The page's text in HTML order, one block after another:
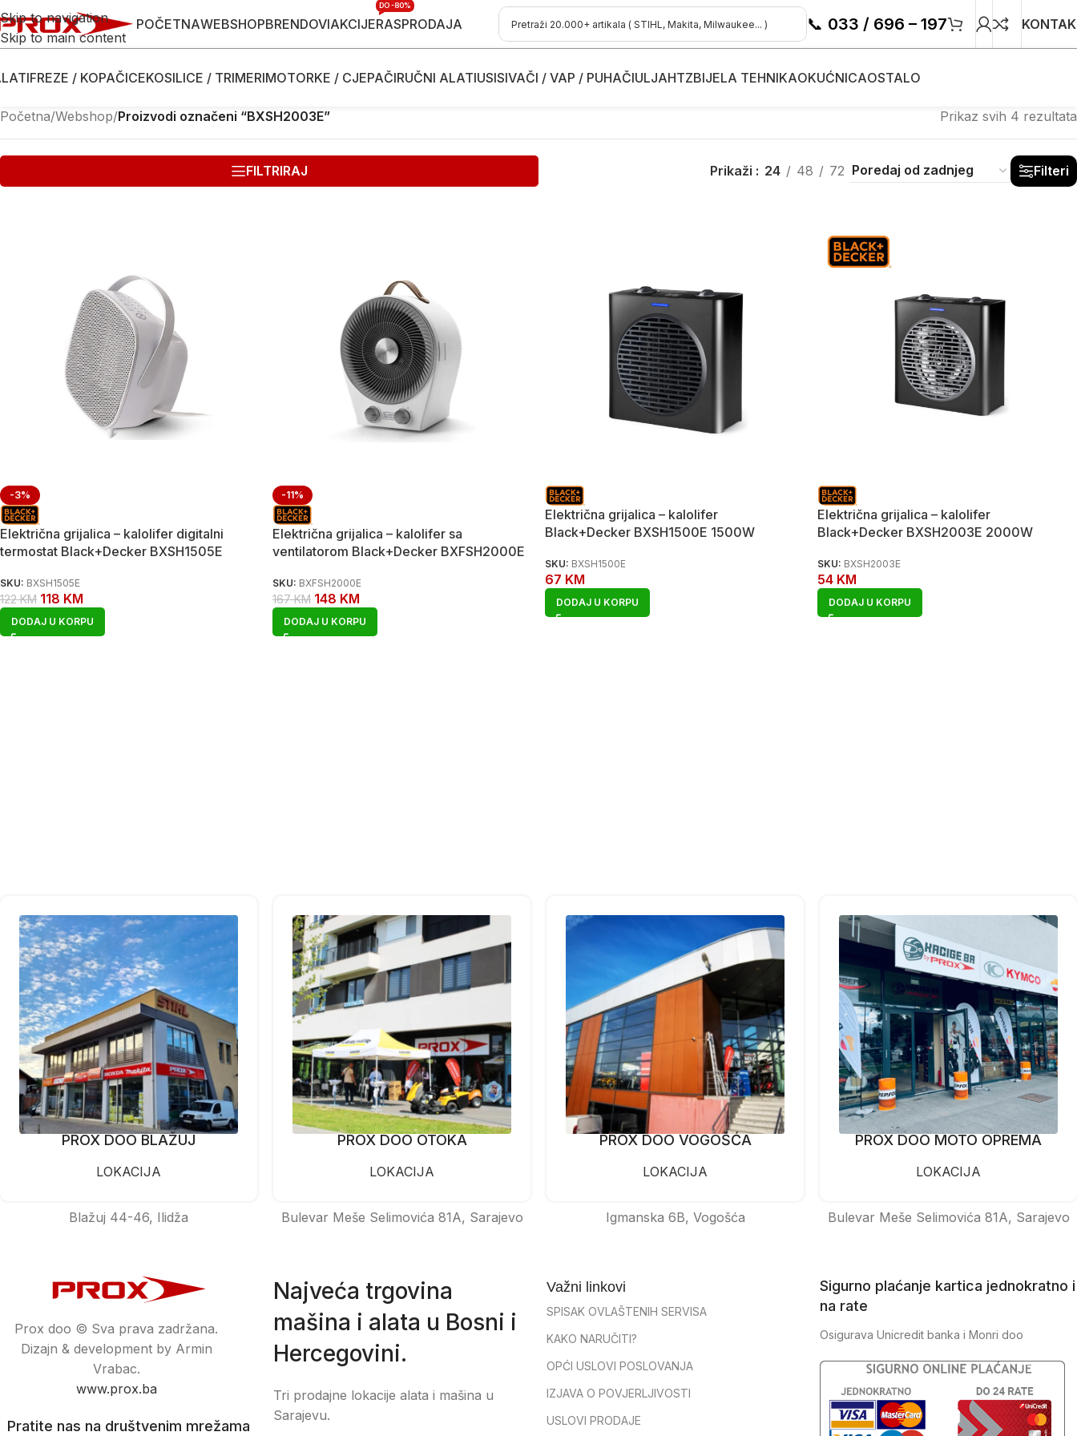
Skip to navigation
Skip to main content
POČETNAWEBSHOPBRENDOVIAKCIJERASPRODAJA
DO -80%
📞 033 / 696 – 197
FREZE / KOPAČICEKOSILICE / TRIMERIMOTORKE / CJEPAČIRUČNI ALATIUSISIVAČI / VAP / PUHAČIULJAHTZBIJELA TEHNIKAOKUĆNICAOSTALO
Početna/Webshop/Proizvodi označeni “BXSH2003E” Prikaz svih 4 rezultata
FILTRIRAJ Prikaži 24 48 72 Filteri
-3%
Električna grijalica – kalolifer digitalni
termostat Black+Decker BXSH1505E
SKU: BXSH1505E
122KM 118 KM
DODAJ U KORPU
-11%
Električna grijalica – kalolifer sa
ventilatorom Black+Decker BXFSH2000E
SKU: BXFSH2000E
167KM 148 KM
DODAJ U KORPU
Električna grijalica – kalolifer
Black+Decker BXSH1500E 1500W
SKU: BXSH1500E
67 KM
DODAJ U KORPU
Električna grijalica – kalolifer
Black+Decker BXSH2003E 2000W
SKU: BXSH2003E
54 KM
DODAJ U KORPU
PROX DOO BLAŽUJ
LOKACIJA
Blažuj 44-46, Ilidža
PROX DOO OTOKA
LOKACIJA
Bulevar Meše Selimovića 81A, Sarajevo
PROX DOO VOGOŠĆA
LOKACIJA
Igmanska 6B, Vogošća
PROX DOO MOTO OPREMA
LOKACIJA
Bulevar Meše Selimovića 81A, Sarajevo
Prox doo © Sva prava zadržana.
Dizajn & development by Armin
Vrabac.
www.prox.ba
Pratite nas na društvenim mrežama
Najveća trgovina
mašina i alata u Bosni i
Hercegovini.
Tri prodajne lokacije alata i mašina u
Sarajevu.
Važni linkovi
SPISAK OVLAŠTENIH SERVISA
KAKO NARUČITI?
OPĆI USLOVI POSLOVANJA
IZJAVA O POVJERLJIVOSTI
USLOVI PRODAJE
Sigurno plaćanje kartica jednokratno i
na rate
Osigurava Unicredit banka i Monri doo